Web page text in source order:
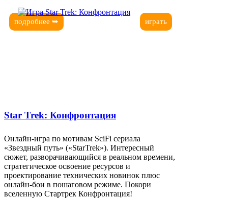
играть
подробнее ➥
Star Trek: Конфронтация
Онлайн-игра по мотивам SciFi сериала
«Звездный путь» («StarTrek»). Интересный
сюжет, разворачивающийся в реальном времени,
стратегическое освоение ресурсов и
проектирование технических новинок плюс
онлайн-бои в пошаговом режиме. Покори
вселенную Стартрек Конфронтация!